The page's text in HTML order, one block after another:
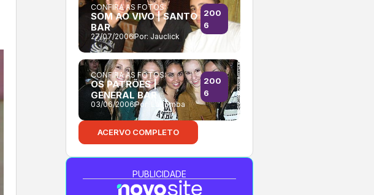
CONFIRA AS FOTOS:
SOM AO VIVO | SANTO
BAR
27/07/2006Por: Jauclick
200
6
CONFIRA AS FOTOS:
OS PATRÕES |
GENERAL BAR
03/06/2006Por: LaBomba
200
6
ACERVO COMPLETO
PUBLICIDADE